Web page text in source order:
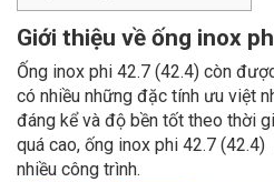
Giới thiệu về ống inox
Ống inox phi 42.7 (42.4) còn
có nhiều những đặc tính ưu việt
đáng kể và độ bền tốt theo thời
quá cao, ống inox phi 42.7
nhiều công trình.